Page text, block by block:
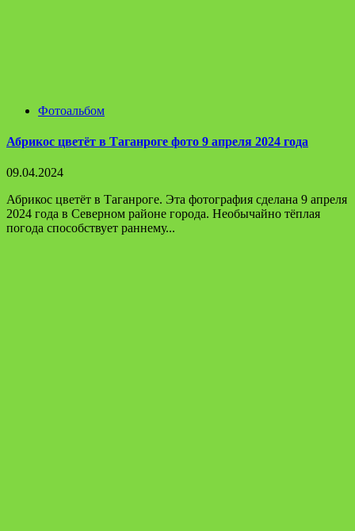
Фотоальбом
Абрикос цветёт в Таганроге фото 9 апреля 2024 года
09.04.2024
Абрикос цветёт в Таганроге. Эта фотография сделана 9 апреля
2024 года в Северном районе города. Необычайно тёплая
погода способствует раннему...